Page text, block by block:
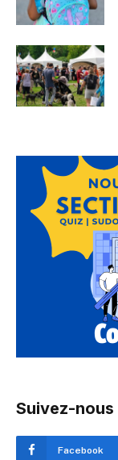
Suivez-nous
Facebook